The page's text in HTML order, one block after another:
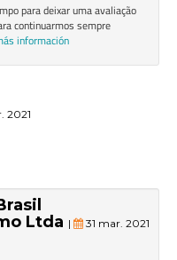
para deixar uma avaliação
continuarmos sempre
información
2021
Ltda | 31 mar. 2021